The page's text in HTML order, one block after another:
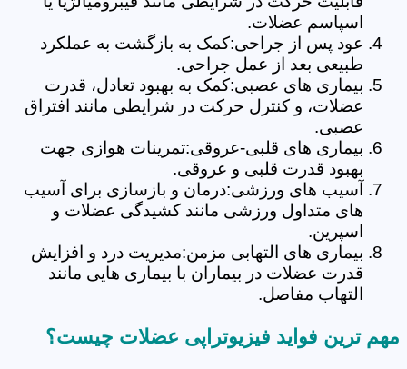
اسپاسم عضلات.
عود پس از جراحی:کمک به بازگشت به عملکرد
طبیعی بعد از عمل جراحی.
بیماری های عصبی:کمک به بهبود تعادل، قدرت
عضلات، و کنترل حرکت در شرایطی مانند افتراق
عصبی.
بیماری های قلبی-عروقی:تمرینات هوازی جهت
بهبود قدرت قلبی و عروقی.
آسیب های ورزشی:درمان و بازسازی برای آسیب
های متداول ورزشی مانند کشیدگی عضلات و
اسپرین.
بیماری های التهابی مزمن:مدیریت درد و افزایش
قدرت عضلات در بیماران با بیماری هایی مانند
التهاب مفاصل.
مهم ترین فواید فیزیوتراپی عضلات چیست؟